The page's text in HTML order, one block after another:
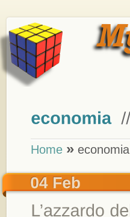
Home » economia